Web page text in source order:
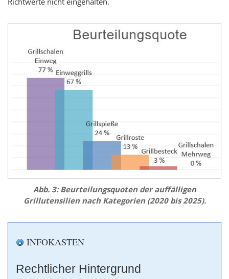
Abb. 3: Beurteilungsquoten der auffälligen
Grillutensilien nach Kategorien (2020 bis 2025).
INFOKASTEN
Rechtlicher Hintergrund